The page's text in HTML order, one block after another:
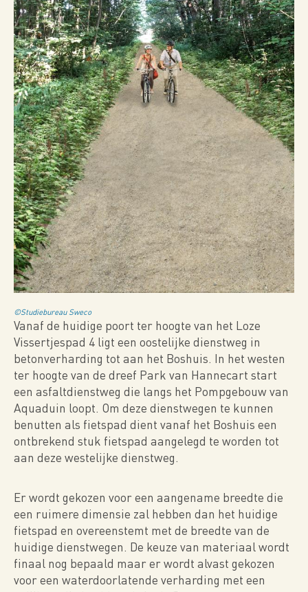
©Studiebureau Sweco
Vanaf de huidige poort ter hoogte van het Loze
Vissertjespad 4 ligt een oostelijke dienstweg in
betonverharding tot aan het Boshuis. In het westen
ter hoogte van de dreef Park van Hannecart start
een asfaltdienstweg die langs het Pompgebouw van
Aquaduin loopt. Om deze dienstwegen te kunnen
benutten als fietspad dient vanaf het Boshuis een
ontbrekend stuk fietspad aangelegd te worden tot
aan deze westelijke dienstweg.
Er wordt gekozen voor een aangename breedte die
een ruimere dimensie zal hebben dan het huidige
fietspad en overeenstemt met de breedte van de
huidige dienstwegen. De keuze van materiaal wordt
finaal nog bepaald maar er wordt alvast gekozen
voor een waterdoorlatende verharding met een